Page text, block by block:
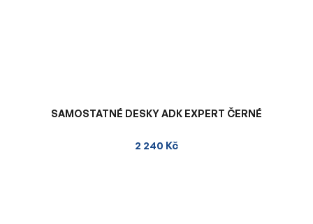
SAMOSTATNÉ DESKY ADK EXPERT ČERNÉ
2 240 Kč